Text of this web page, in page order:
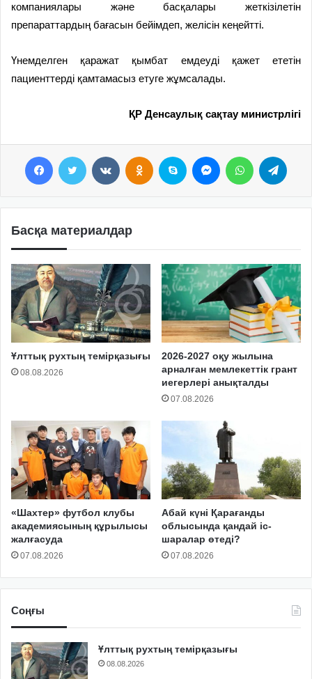
компаниялары және басқалары жеткізілетін
препараттардың бағасын бейімдеп, желісін кеңейтті.
Үнемделген қаражат қымбат емдеуді қажет ететін
пациенттерді қамтамасыз етуге жұмсалады.
ҚР Денсаулық сақтау министрлігі
Басқа материалдар
Ұлттық рухтың темірқазығы
08.08.2026
2026-2027 оқу жылына
арналған мемлекеттік грант
иегерлері анықталды
07.08.2026
«Шахтер» футбол клубы
академиясының құрылысы
жалғасуда
07.08.2026
Абай күні Қарағанды
облысында қандай іс-
шаралар өтеді?
07.08.2026
Соңғы
Ұлттық рухтың темірқазығы
08.08.2026